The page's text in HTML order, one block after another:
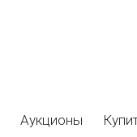
Аукционы